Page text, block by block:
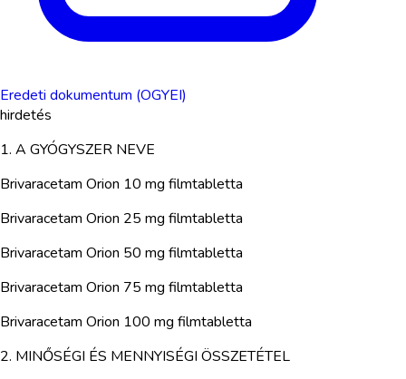
Eredeti dokumentum (OGYEI)
hirdetés
1. A GYÓGYSZER NEVE
Brivaracetam Orion 10 mg filmtabletta
Brivaracetam Orion 25 mg filmtabletta
Brivaracetam Orion 50 mg filmtabletta
Brivaracetam Orion 75 mg filmtabletta
Brivaracetam Orion 100 mg filmtabletta
2. MINŐSÉGI ÉS MENNYISÉGI ÖSSZETÉTEL